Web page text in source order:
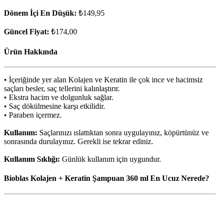
Dönem İçi En Düşük: ₺149,95
Güncel Fiyat: ₺174,00
Ürün Hakkında
• İçeriğinde yer alan Kolajen ve Keratin ile çok ince ve hacimsiz
saçları besler, saç tellerini kalınlaştırır.
• Ekstra hacim ve dolgunluk sağlar.
• Saç dökülmesine karşı etkilidir.
• Paraben içermez.
Kullanım: Saçlarınızı ıslattıktan sonra uygulayınız, köpürtünüz ve
sonrasında durulayınız. Gerekli ise tekrar ediniz.
Kullanım Sıklığı: Günlük kullanım için uygundur.
Bioblas Kolajen + Keratin Şampuan 360 ml En Ucuz Nerede?